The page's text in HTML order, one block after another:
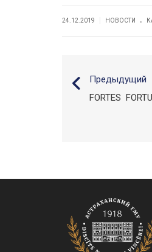
24.12.2019 НОВОСТИ .
Предыдущий
FORTES